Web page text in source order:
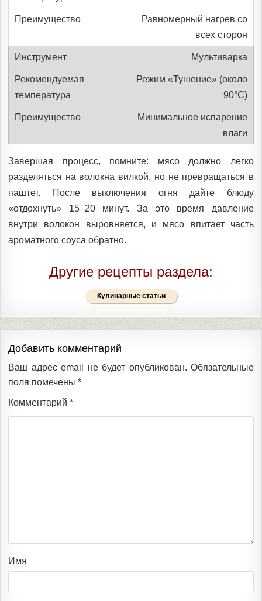
Равномерный нагрев со
всех сторон
Мультиварка
Режим «Тушение» (около
90°C)
Минимальное испарение
влаги
Завершая процесс, помните: мясо должно легко
разделяться на волокна вилкой, но не превращаться в
паштет. После выключения огня дайте блюду
«отдохнуть» 15–20 минут. За это время давление
внутри волокон выровняется, и мясо впитает часть
ароматного соуса обратно.
Другие рецепты раздела:
Кулинарные статьи
Добавить комментарий
Ваш адрес email не будет опубликован. Обязательные
поля помечены *
Комментарий *
Имя